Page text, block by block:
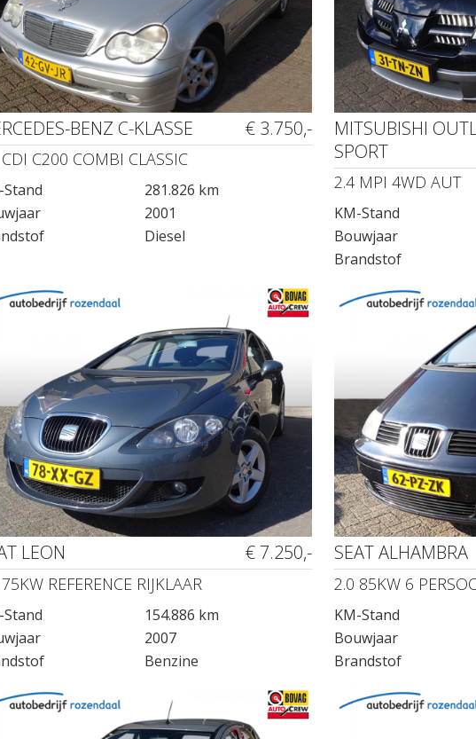
BENZ C-KLASSE € 3.750,-
C200 COMBI CLASSIC
Stand
281.826 km
2001
Diesel
MITSUBISHI
SPORT
2.4 MPI 4WD AUT
KM-Stand
Bouwjaar
Brandstof
LEON € 7.250,-
REFERENCE RIJKLAAR
Stand
154.886 km
2007
Benzine
SEAT ALHAMBRA
2.0 85KW 6
KM-Stand
Bouwjaar
Brandstof